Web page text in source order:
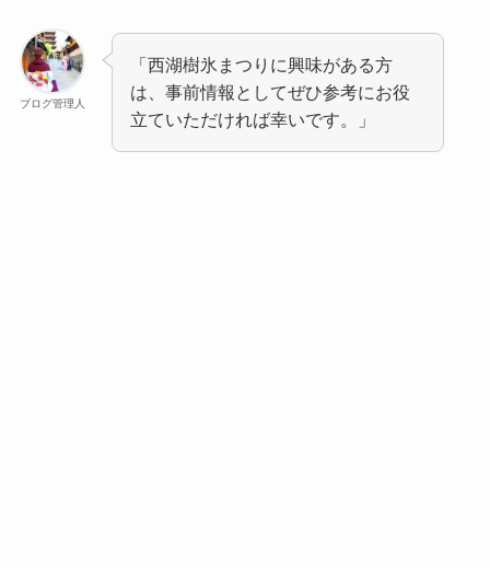
ブログ管理人
「西湖樹氷まつりに興味がある方
は、事前情報としてぜひ参考にお役
立ていただければ幸いです。」